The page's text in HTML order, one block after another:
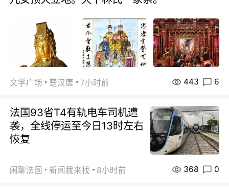
文学广场 楚汉唐 7小时前 443 6
法国93省T4有轨电车司机遭
袭，全线停运至今日13时左右
恢复
闲聊法国 新闻我来找 8小时前 368 0